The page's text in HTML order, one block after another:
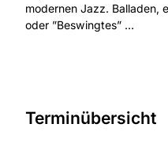
modernen Jazz. Balladen,
oder ”Beswingtes” …
Terminübersicht